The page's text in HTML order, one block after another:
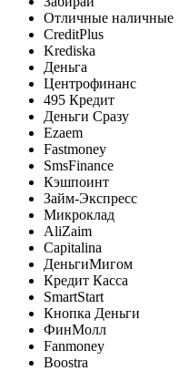
Отличные наличные
CreditPlus
Krediska
Деньга
Центрофинанс
495 Кредит
Деньги Сразу
Ezaem
Fastmoney
SmsFinance
Кэшпоинт
Займ-Экспресс
Микроклад
AliZaim
Capitalina
ДеньгиМигом
Кредит Касса
SmartStart
Кнопка Деньги
ФинМолл
Fanmoney
Boostra